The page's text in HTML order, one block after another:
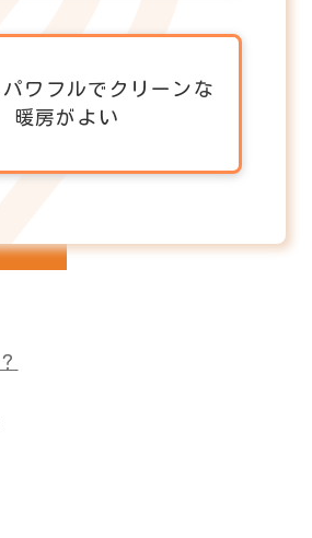
パワフルでクリーンな
暖房がよい